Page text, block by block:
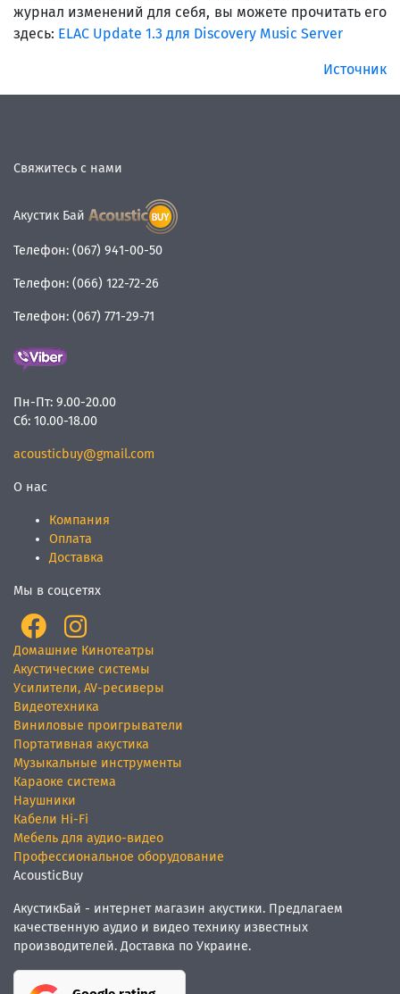
журнал изменений для себя, вы можете прочитать его
здесь: ELAC Update 1.3 для Discovery Music Server
Источник
Свяжитесь с нами
Акустик Бай
Телефон: (067) 941-00-50
Телефон: (066) 122-72-26
Телефон: (067) 771-29-71
Пн-Пт: 9.00-20.00
Сб: 10.00-18.00
acousticbuy@gmail.com
О нас
Компания
Оплата
Доставка
Мы в соцсетях
Домашние Кинотеатры
Акустические системы
Усилители, AV-ресиверы
Видеотехника
Виниловые проигрыватели
Портативная акустика
Музыкальные инструменты
Караоке система
Наушники
Кабели Hi-Fi
Мебель для аудио-видео
Профессиональное оборудование
AcousticBuy
АкустикБай - интернет магазин акустики. Предлагаем
качественную аудио и видео технику известных
производителей. Доставка по Украине.